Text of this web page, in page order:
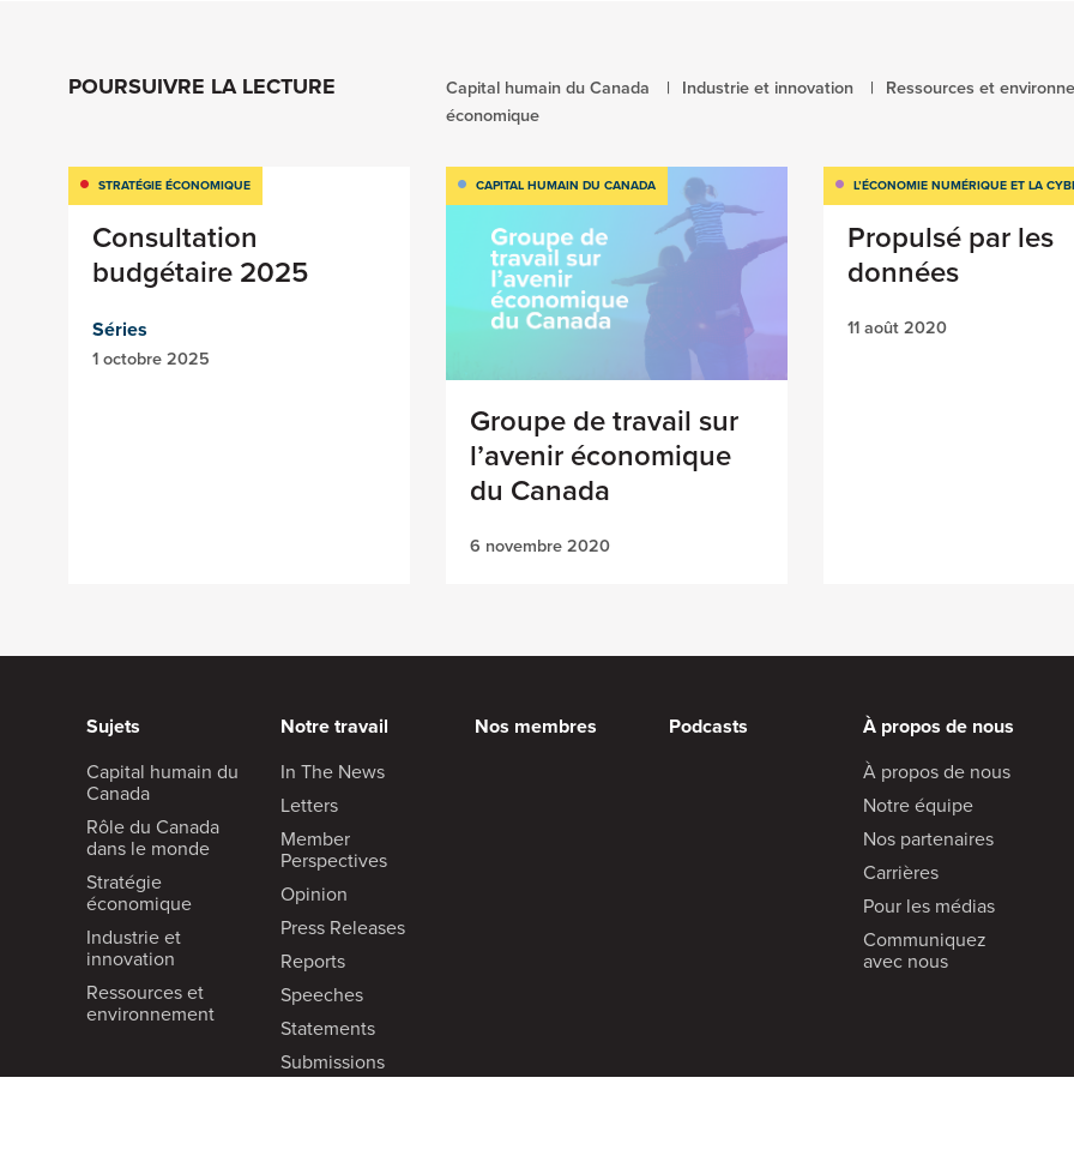
POURSUIVRE LA LECTURE Capital humain du Canada Industrie et innovation Ressources et
économique
STRATÉGIE ÉCONOMIQUE
Consultation
budgétaire 2025
Séries
1 octobre 2025
CAPITAL HUMAIN DU CANADA
Groupe de travail sur
l’avenir économique
du Canada
6 novembre 2020
L’ÉCONOMIE NUMÉRIQUE ET LA
Propulsé par les
données
11 août 2020
Sujets
Capital humain du
Canada
Rôle du Canada
dans le monde
Stratégie
économique
Industrie et
innovation
Ressources et
environnement
Notre travail
In The News
Letters
Member
Perspectives
Opinion
Press Releases
Reports
Speeches
Statements
Submissions
Nos membres Podcasts
À propos de nous
À propos de nous
Notre équipe
Nos partenaires
Carrières
Pour les médias
Communiquez
avec nous